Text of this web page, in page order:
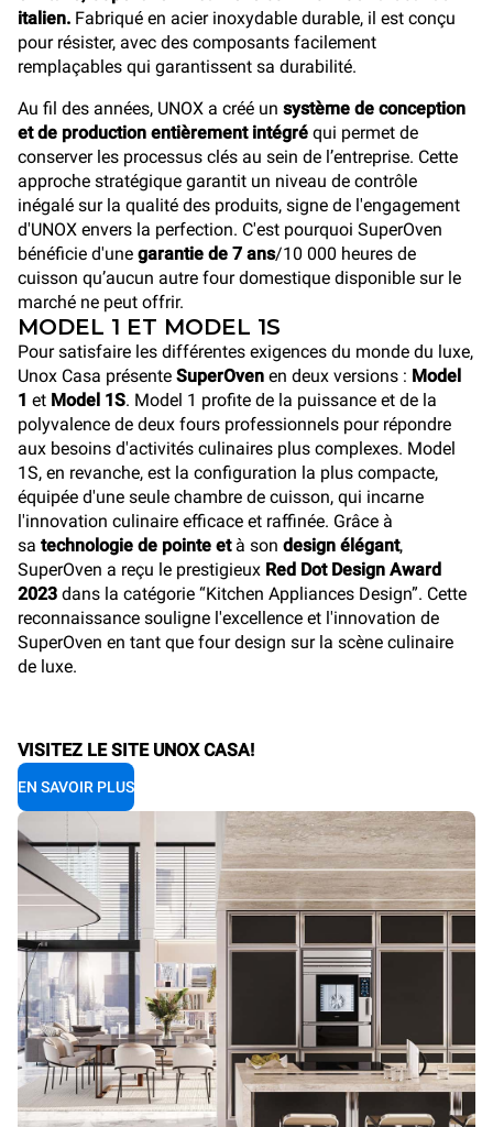
italien. Fabriqué en acier inoxydable durable, il est conçu
pour résister, avec des composants facilement
remplaçables qui garantissent sa durabilité.
Au fil des années, UNOX a créé un système de conception
et de production entièrement intégré qui permet de
conserver les processus clés au sein de l’entreprise. Cette
approche stratégique garantit un niveau de contrôle
inégalé sur la qualité des produits, signe de l'engagement
d'UNOX envers la perfection. C'est pourquoi SuperOven
bénéficie d'une garantie de 7 ans/10 000 heures de
cuisson qu’aucun autre four domestique disponible sur le
marché ne peut offrir.
MODEL 1 ET MODEL 1S
Pour satisfaire les différentes exigences du monde du luxe,
Unox Casa présente SuperOven en deux versions : Model
1 et Model 1S. Model 1 profite de la puissance et de la
polyvalence de deux fours professionnels pour répondre
aux besoins d'activités culinaires plus complexes. Model
1S, en revanche, est la configuration la plus compacte,
équipée d'une seule chambre de cuisson, qui incarne
l'innovation culinaire efficace et raffinée. Grâce à
sa technologie de pointe et à son design élégant,
SuperOven a reçu le prestigieux Red Dot Design Award
2023 dans la catégorie “Kitchen Appliances Design”. Cette
reconnaissance souligne l'excellence et l'innovation de
SuperOven en tant que four design sur la scène culinaire
de luxe.
VISITEZ LE SITE UNOX CASA!
EN SAVOIR PLUS